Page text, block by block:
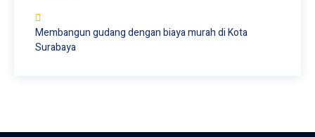
Membangun gudang dengan biaya murah di Kota
Surabaya